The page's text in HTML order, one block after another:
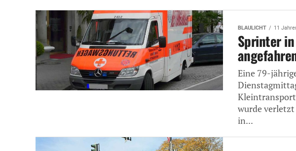
BLAULICHT 11
Sprinter
Eine 79-
wurde
in...